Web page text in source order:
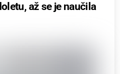
až se je naučila